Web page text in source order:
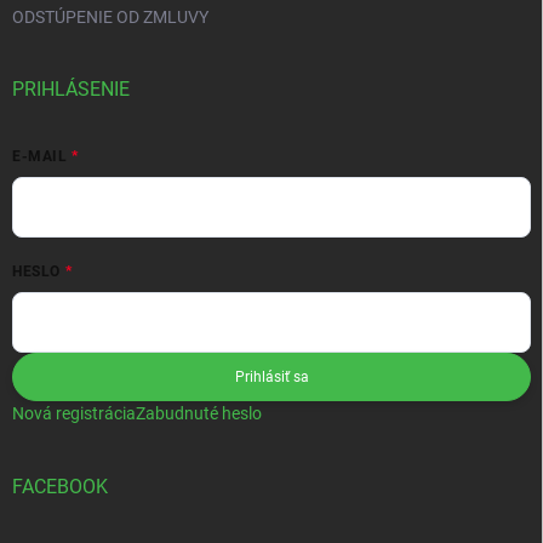
ODSTÚPENIE OD ZMLUVY
PRIHLÁSENIE
E-MAIL
HESLO
Prihlásiť sa
Nová registráciaZabudnuté heslo
FACEBOOK